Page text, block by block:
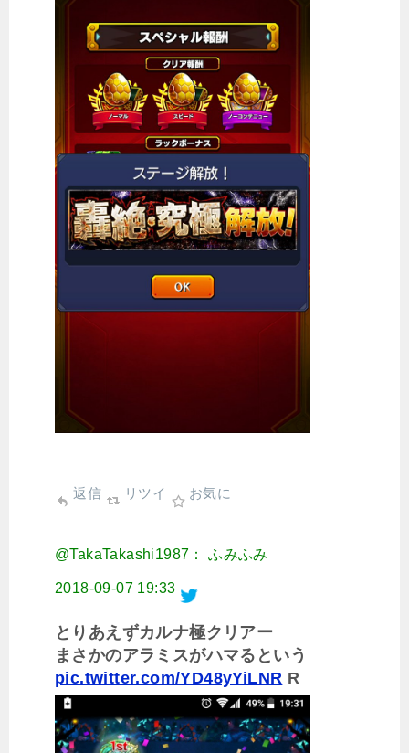
返信 リツイ お気に
@TakaTakashi1987： ふみふみ
2018-09-07 19:33
とりあえずカルナ極クリアー
まさかのアラミスがハマるという
pic.twitter.com/YD48yYiLNR R